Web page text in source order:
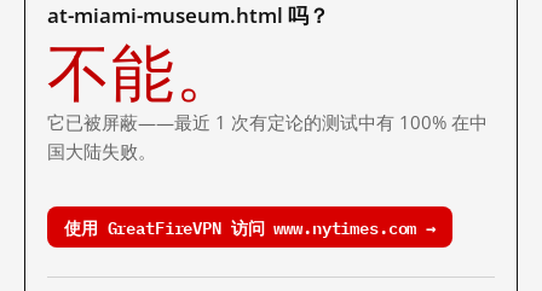
at-miami-museum.html 吗？
不能。
它已被屏蔽——最近 1 次有定论的测试中有 100% 在中
国大陆失败。
使用 GreatFireVPN 访问 www.nytimes.com →